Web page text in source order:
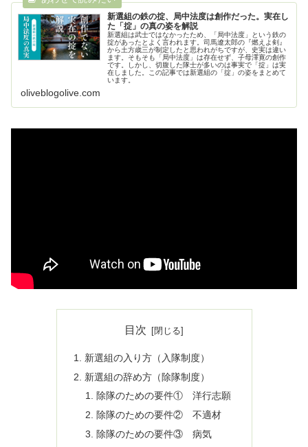
新選組の鉄の掟、局中法度は創作だった。実在し
た「掟」の真の姿を解説
新選組は武士ではなかったため、「局中法度」という鉄の
掟があったとよく言われます。司馬遼太郎の『燃えよ剣』
から土方歳三が制定したと思われがちですが、史実は違い
ます。そもそも「局中法度」は存在せず、子母澤寛の創作
です。しかし、切腹した隊士が多いのは事実で「掟」は実
在しました。この記事では新選組の「掟」の姿をまとめて
います。
oliveblogolive.com
目次
新選組の入り方（入隊制度）
新選組の辞め方（除隊制度）
除隊のための要件① 洋行志願
除隊のための要件② 不適材
除隊のための要件③ 病気